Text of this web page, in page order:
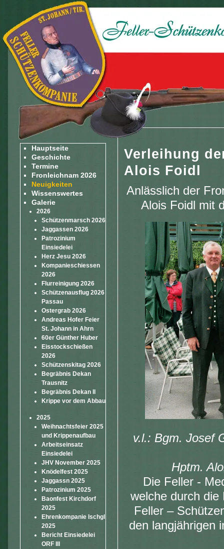
Hauptseite
Geschichte
Termine
Fronleichnam 2026
Neuigkeiten
Wissenswertes
Galerie
2026
Schützenmarsch 2026
Jaggassen 2026
Patrozinium
Einsiedelei
Herz Jesu 2026
Kompanieschiessen
2026
Flurreinigung 2026
Schützenausflug 2026
Passau
Ostergrab 2026
Andreas Hofer Feier
St. Johann in Ahrn
60er Günther Huber
Eisstockschießen
2026
Schützenskitag 2026
Begräbnis Dekan
Trausnitz
Begräbnis Dekan II
Krippe vor dem Abbau
2025
Weihnachtsfeier 2025
und Krippenaufbau
Arbeitseinsatz
Einsiedelei
JHV November 2025
Knödelfest 2025
Jaggassn 2025
Patrozinium 2025
Baonfest Kirchdorf
2025
Ehrenkompanie Ischgl
2025
Bericht Einsiedelei
ORF III
Verleihung
Alois Foidl
Anlässlich der
Alois Foidl mit
v.l.: Bgm. Josef
Hptm.
Die Feller -
welche durch die
Feller –
den langjährigen